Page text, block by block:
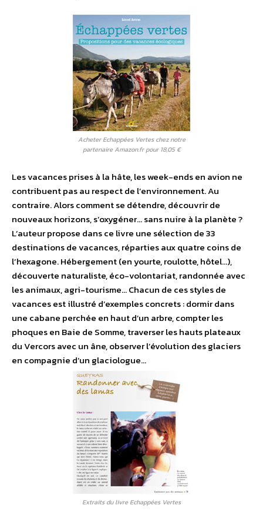
Acheter Echappées Vertes chez notre
partenaire Amazon.fr pour 18,05 €
Les vacances prises à la hâte, les week-ends en avion ne
contribuent pas au respect de l’environnement. Au
contraire. Alors comment se détendre, découvrir de
nouveaux horizons, s’oxygéner… sans nuire à la planète ?
L’auteur propose dans ce livre une sélection de 33
destinations de vacances, réparties aux quatre coins de
l’hexagone. Hébergement (en yourte, roulotte, hôtel…),
découverte naturaliste, éco-volontariat, randonnée avec
les animaux, agri-tourisme… Chacun de ces styles de
vacances est illustré d’exemples concrets : dormir dans
une cabane perchée en haut d’un arbre, compter les
phoques en Baie de Somme, traverser les hauts plateaux
du Vercors avec un âne, observer l’évolution des glaciers
en compagnie d’un glaciologue…
Extraits du livre Echappées Vertes